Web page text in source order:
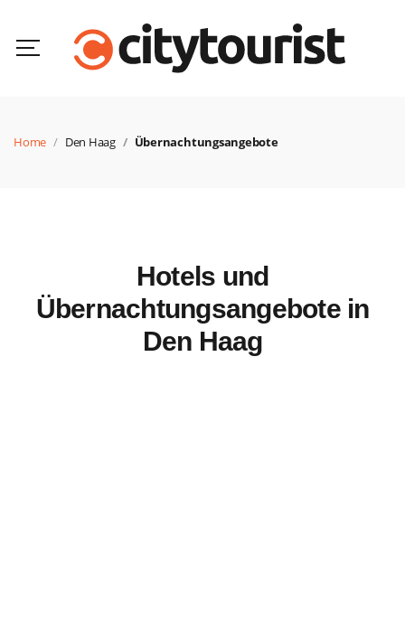
Home Den Haag Übernachtungsangebote
Hotels und
Übernachtungsangebote in
Den Haag